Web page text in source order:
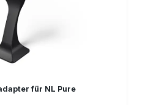
für NL Pure